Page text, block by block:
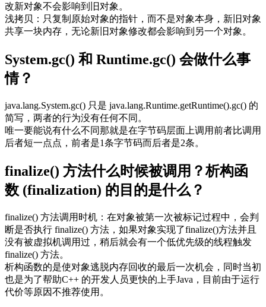
改新对象不会影响到旧对象。
浅拷贝：只复制原始对象的指针，而不是对象本身，新旧对象
共享一块内存，无论新旧对象修改都会影响到另一个对象。
System.gc() 和 Runtime.gc() 会做什么事
情？
java.lang.System.gc() 只是 java.lang.Runtime.getRuntime().gc() 的
简写，两者的行为没有任何不同。
唯一要能说有什么不同那就是在字节码层面上调用前者比调用
后者短一点点，前者是1条字节码而后者是2条。
finalize() 方法什么时候被调用？析构函
数 (finalization) 的目的是什么？
finalize() 方法调用时机：在对象被第一次被标记过程中，会判
断是否执行 finalize() 方法，如果对象实现了finalize()方法并且
没有被虚拟机调用过，稍后就会有一个低优先级的线程触发
finalize() 方法。
析构函数的是使对象逃脱内存回收的最后一次机会，同时当初
也是为了帮助C++ 的开发人员更快的上手Java，目前由于运行
代价等原因不推荐使用。